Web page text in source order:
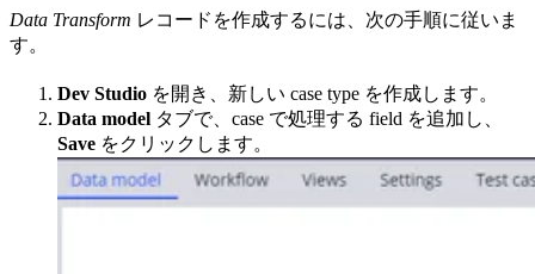
Data Transform レコードを作成するには、次の手順に従いま
す。
Dev Studio を開き、新しい case type を作成します。
Data model タブで、case で処理する field を追加し、
Save をクリックします。